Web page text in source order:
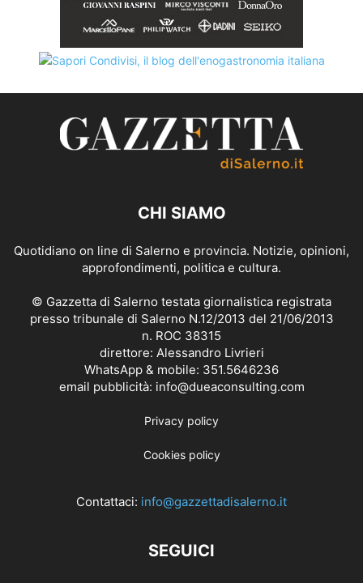
CHI SIAMO
Quotidiano on line di Salerno e provincia. Notizie, opinioni,
approfondimenti, politica e cultura.
© Gazzetta di Salerno testata giornalistica registrata
presso tribunale di Salerno N.12/2013 del 21/06/2013
n. ROC 38315
direttore: Alessandro Livrieri
WhatsApp & mobile: 351.5646236
email pubblicità: info@dueaconsulting.com
Privacy policy
Cookies policy
Contattaci: info@gazzettadisalerno.it
SEGUICI